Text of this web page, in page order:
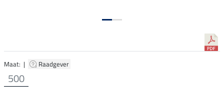
Maat: | Raadgever
500